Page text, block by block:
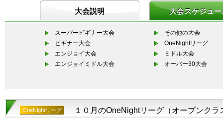
大会説明 大会スケジュー
スーパービギナー大会
ビギナー大会
エンジョイ大会
エンジョイミドル大会
その他の大会
OneNightリーグ
ミドル大会
オーバー30大会
OneNightリーグ １０月のOneNightリーグ（オープンク